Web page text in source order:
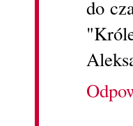
do